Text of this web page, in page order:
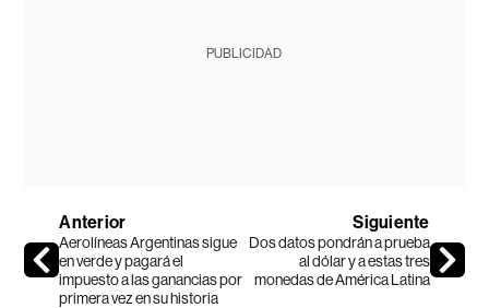
PUBLICIDAD
Anterior
Aerolíneas Argentinas sigue
en verde y pagará el
impuesto a las ganancias por
primera vez en su historia
Siguiente
Dos datos pondrán a prueba
al dólar y a estas tres
monedas de América Latina